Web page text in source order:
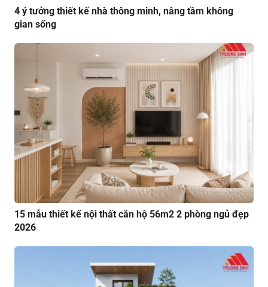
4 ý tưởng thiết kế nhà thông minh, nâng tầm không
gian sống
15 mẫu thiết kế nội thất căn hộ 56m2 2 phòng ngủ đẹp
2026